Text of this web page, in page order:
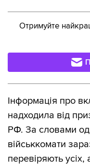
Отримуйте
Інформація про
надходила від
РФ. За словами
військкомати
перевіряють